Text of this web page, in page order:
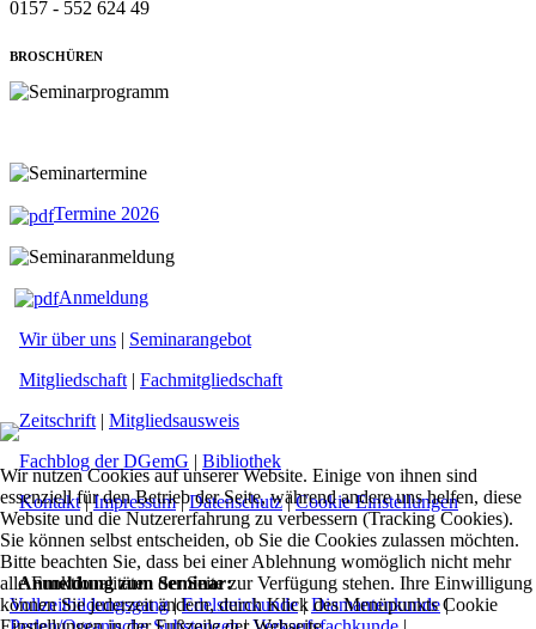
0157 - 552 624 49
BROSCHÜREN
Termine 2026
Anmeldung
Wir über uns | Seminarangebot
Mitgliedschaft | Fachmitgliedschaft
Zeitschrift | Mitgliedsausweis
Fachblog der DGemG | Bibliothek
Kontakt|Impressum|Datenschutz|Cookie Einstellungen
Anmeldung zum Seminar:
Vollzeitbildungsgang|Edelsteinkunde|Diamantenkunde|
Wir nutzen Cookies auf unserer Website. Einige von ihnen sind
essenziell für den Betrieb der Seite, während andere uns helfen, diese
Website und die Nutzererfahrung zu verbessern (Tracking Cookies).
Sie können selbst entscheiden, ob Sie die Cookies zulassen möchten.
Bitte beachten Sie, dass bei einer Ablehnung womöglich nicht mehr
alle Funktionalitäten der Seite zur Verfügung stehen. Ihre Einwilligung
können Sie jederzeit ändern, durch Klick des Menüpunkts Cookie